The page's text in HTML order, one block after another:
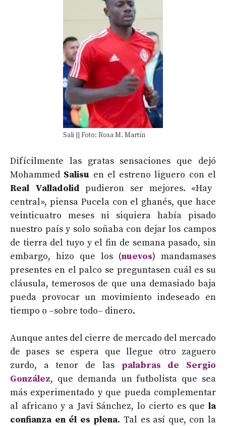
Sali || Foto: Rosa M. Martín
Difícilmente las gratas sensaciones que dejó
Mohammed Salisu en el estreno liguero con el
Real Valladolid pudieron ser mejores. «Hay
central», piensa Pucela con el ghanés, que hace
veinticuatro meses ni siquiera había pisado
nuestro país y solo soñaba con dejar los campos
de tierra del tuyo y el fin de semana pasado, sin
embargo, hizo que los (nuevos) mandamases
presentes en el palco se preguntasen cuál es su
cláusula, temerosos de que una demasiado baja
pueda provocar un movimiento indeseado en
tiempo o –sobre todo– dinero.
Aunque antes del cierre de mercado del mercado
de pases se espera que llegue otro zaguero
zurdo, a tenor de las palabras de Sergio
González, que demanda un futbolista que sea
más experimentado y que pueda complementar
al africano y a Javi Sánchez, lo cierto es que la
confianza en él es plena. Tal es así que, con la